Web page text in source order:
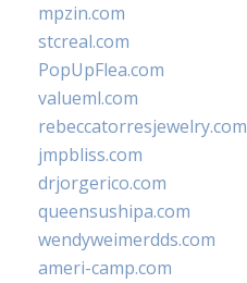
mpzin.com
stcreal.com
PopUpFlea.com
valueml.com
rebeccatorresjewelry.com
jmpbliss.com
drjorgerico.com
queensushipa.com
wendyweimerdds.com
ameri-camp.com